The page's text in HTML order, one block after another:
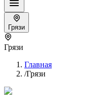
Грязи
Грязи
Главная
/Грязи